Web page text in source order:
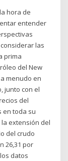
hora de
entender
las
prima
del New
menudo en
junto con el
del
en toda su
extensión del
del crudo
26,31 por
datos